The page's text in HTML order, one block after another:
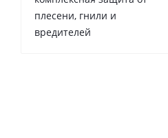
плесени, гнили и
вредителей